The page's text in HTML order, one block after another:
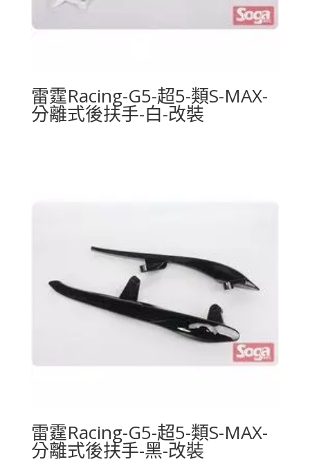
雷霆Racing-G5-超5-類S-MAX-
分離式後扶手-白-改裝
雷霆Racing-G5-超5-類S-MAX-
分離式後扶手-黑-改裝